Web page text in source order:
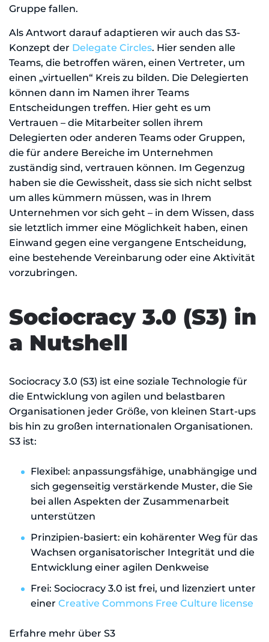
Gruppe fallen.
Als Antwort darauf adaptieren wir auch das S3-
Konzept der Delegate Circles. Hier senden alle
Teams, die betroffen wären, einen Vertreter, um
einen „virtuellen“ Kreis zu bilden. Die Delegierten
können dann im Namen ihrer Teams
Entscheidungen treffen. Hier geht es um
Vertrauen – die Mitarbeiter sollen ihrem
Delegierten oder anderen Teams oder Gruppen,
die für andere Bereiche im Unternehmen
zuständig sind, vertrauen können. Im Gegenzug
haben sie die Gewissheit, dass sie sich nicht selbst
um alles kümmern müssen, was in Ihrem
Unternehmen vor sich geht – in dem Wissen, dass
sie letztlich immer eine Möglichkeit haben, einen
Einwand gegen eine vergangene Entscheidung,
eine bestehende Vereinbarung oder eine Aktivität
vorzubringen.
Sociocracy 3.0 (S3) in
a Nutshell
Sociocracy 3.0 (S3) ist eine soziale Technologie für
die Entwicklung von agilen und belastbaren
Organisationen jeder Größe, von kleinen Start-ups
bis hin zu großen internationalen Organisationen.
S3 ist:
Flexibel: anpassungsfähige, unabhängige und
sich gegenseitig verstärkende Muster, die Sie
bei allen Aspekten der Zusammenarbeit
unterstützen
Prinzipien-basiert: ein kohärenter Weg für das
Wachsen organisatorischer Integrität und die
Entwicklung einer agilen Denkweise
Frei: Sociocracy 3.0 ist frei, und lizenziert unter
einer Creative Commons Free Culture license
Erfahre mehr über S3